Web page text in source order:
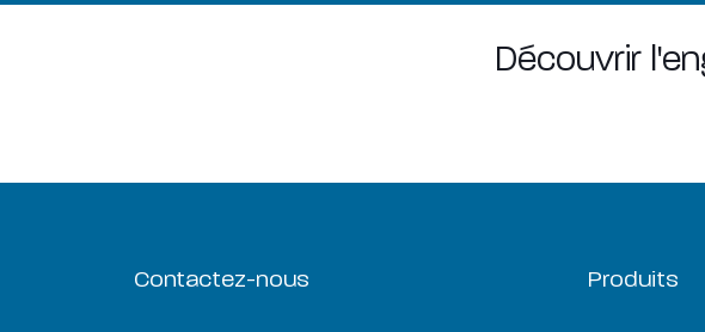
Découvrir
Contactez-nous Produits